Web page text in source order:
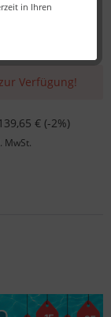
in Ihren
Verfügung!
€ (-2%)
MwSt.